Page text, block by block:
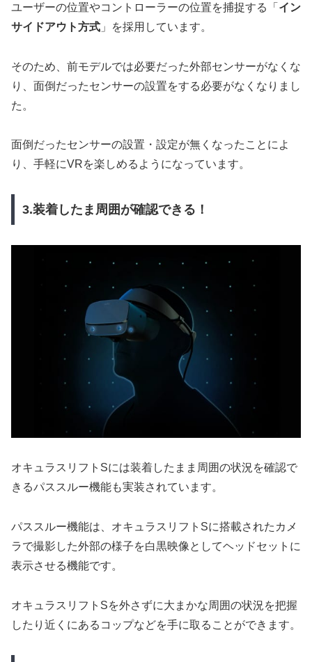
ユーザーの位置やコントローラーの位置を捕捉する「 イン
サイドアウト方式 」を採用しています。
そのため、前モデルでは必要だった外部センサーがなくな
り、面倒だったセンサーの設置をする必要がなくなりまし
た。
面倒だったセンサーの設置・設定が無くなったことによ
り、手軽にVRを楽しめるようになっています。
3.装着したま周囲が確認できる！
オキュラスリフトSには装着したまま周囲の状況を確認で
きるパススルー機能も実装されています。
パススルー機能は、オキュラスリフトSに搭載されたカメ
ラで撮影した外部の様子を白黒映像としてヘッドセットに
表示させる機能です。
オキュラスリフトSを外さずに大まかな周囲の状況を把握
したり近くにあるコップなどを手に取ることができます。